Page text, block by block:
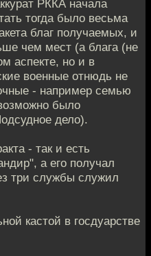
РККА начала
тогда было весьма
благ получаемых, и
чем мест (а блага (не
аспекте, но и в
военные отнюдь не
- например семью
было
дело).
- так и есть
а его получал
три службы служил
кастой в госдуарстве